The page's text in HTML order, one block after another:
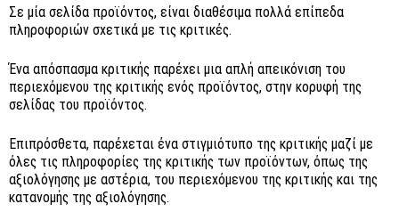
Σε μία σελίδα προϊόντος, είναι διαθέσιμα πολλά επίπεδα
πληροφοριών σχετικά με τις κριτικές.
Ένα απόσπασμα κριτικής παρέχει μια απλή απεικόνιση του
περιεχόμενου της κριτικής ενός προϊόντος, στην κορυφή της
σελίδας του προϊόντος.
Επιπρόσθετα, παρέχεται ένα στιγμιότυπο της κριτικής μαζί με
όλες τις πληροφορίες της κριτικής των προϊόντων, όπως της
αξιολόγησης με αστέρια, του περιεχόμενου της κριτικής και της
κατανομής της αξιολόγησης.